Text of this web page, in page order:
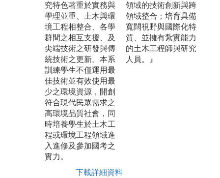
究特色著重於實務與
學理並重、土木與環
境工程相整合、各學
群間之相互支援、及
尖端技術之研發與傳
統技術之更新。本系
訓練學生不僅運用最
佳技術並有效使用最
少之環境資源，開創
符合現代民眾需求之
高環境品質社會，同
時培養學生於土木工
程或環境工程領域進
入進修及參加國考之
實力。
下載詳細資料
領域的技術創新與跨
領域整合；培育具備
寬闊視野與國際化特
質、並擁有紮實能力
的土木工程師與研究
人員。』